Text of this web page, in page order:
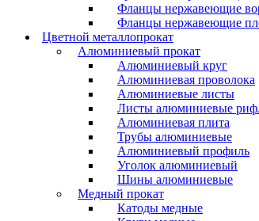
Фланцы нержавеющие
Фланцы нержавеющие
Цветной металлопрокат
Алюминиевый прокат
Алюминиевый круг
Алюминиевая проволока
Алюминиевые листы
Листы алюминиевые
Алюминиевая плита
Трубы алюминиевые
Алюминиевый профиль
Уголок алюминиевый
Шины алюминиевые
Медный прокат
Катоды медные